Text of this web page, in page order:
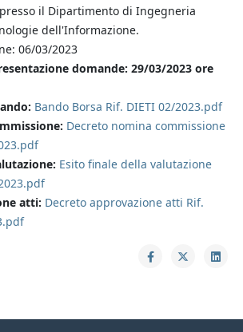
il Dipartimento di Ingegneria
dell'Informazione.
06/03/2023
domande: 29/03/2023 ore
Bando Borsa Rif. DIETI 02/2023.pdf
Decreto nomina commissione
Esito finale della valutazione
atti: Decreto approvazione atti Rif.